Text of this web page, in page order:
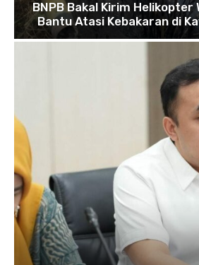
BNPB Bakal Kirim Helikopter
Bantu Atasi Kebakaran di